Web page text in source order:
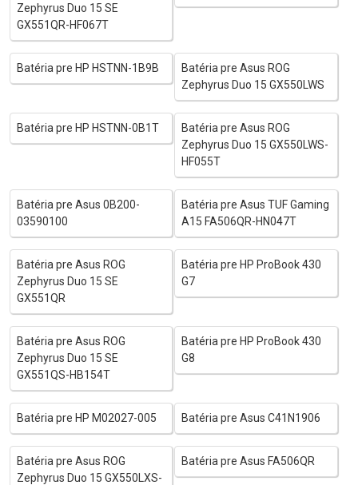
Zephyrus Duo 15 SE
GX551QR-HF067T
Batéria pre HP HSTNN-1B9B
Batéria pre Asus ROG
Zephyrus Duo 15 GX550LWS
Batéria pre HP HSTNN-0B1T
Batéria pre Asus ROG
Zephyrus Duo 15 GX550LWS-
HF055T
Batéria pre Asus 0B200-
03590100
Batéria pre Asus TUF Gaming
A15 FA506QR-HN047T
Batéria pre Asus ROG
Zephyrus Duo 15 SE
GX551QR
Batéria pre HP ProBook 430
G7
Batéria pre Asus ROG
Zephyrus Duo 15 SE
GX551QS-HB154T
Batéria pre HP ProBook 430
G8
Batéria pre HP M02027-005 Batéria pre Asus C41N1906
Batéria pre Asus ROG
Zephyrus Duo 15 GX550LXS-
Batéria pre Asus FA506QR